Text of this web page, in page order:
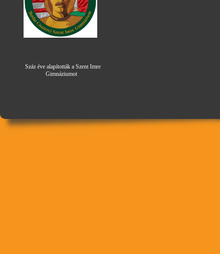
Száz éve alapították a Szent Imre
Gimnáziumot